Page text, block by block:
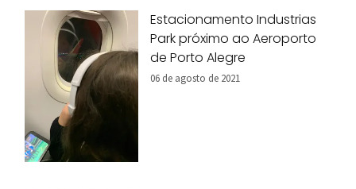
Estacionamento Industrias
Park próximo ao Aeroporto
de Porto Alegre
06 de agosto de 2021